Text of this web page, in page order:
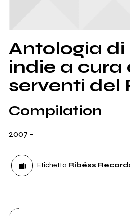
Antologia
indie a cura
serventi del
Compilation
2007 -
Etichetta Ribéss